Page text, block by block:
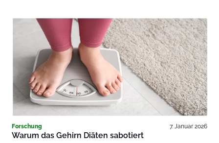
Forschung 7. Januar 2026
Warum das Gehirn Diäten sabotiert